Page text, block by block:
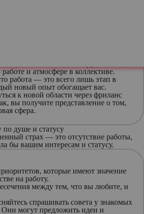
тревога часто мешает сделать первый
страх, стоит
и атмосфере в коллективе.
работа — это всего лишь этап в
новый опыт обогащает вас.
к новой области через фриланс
вы получите представление о том,
сфера.
по душе и статусу
страх — это отсутствие работы,
бы вашим интересам и статусу.
, которые имеют значение
на работу.
между тем, что вы любите, и
спрашивать совета у знакомых
могут предложить идеи и